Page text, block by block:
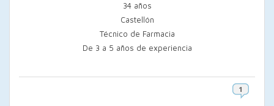
34 años
Castellón
Técnico de Farmacia
De 3 a 5 años de experiencia